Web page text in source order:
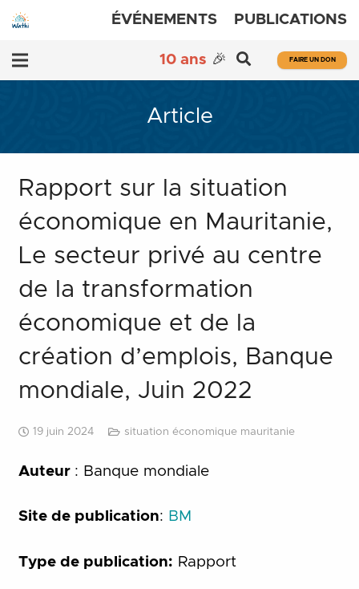
ÉVÉNEMENTS PUBLICATIONS
10 ans 🎉 FAIRE UN DON
Article
Rapport sur la situation
économique en Mauritanie,
Le secteur privé au centre
de la transformation
économique et de la
création d’emplois, Banque
mondiale, Juin 2022
19 juin 2024 situation économique mauritanie
Auteur : Banque mondiale
Site de publication: BM
Type de publication: Rapport